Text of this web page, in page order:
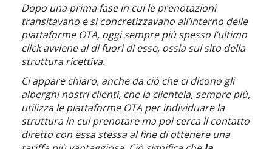
Dopo una prima fase in cui le prenotazioni
transitavano e si concretizzavano all’interno delle
piattaforme OTA, oggi sempre più spesso l’ultimo
click avviene al di fuori di esse, ossia sul sito della
struttura ricettiva.
Ci appare chiaro, anche da ciò che ci dicono gli
alberghi nostri clienti, che la clientela, sempre più,
utilizza le piattaforme OTA per individuare la
struttura in cui prenotare ma poi cerca il contatto
diretto con essa stessa al fine di ottenere una